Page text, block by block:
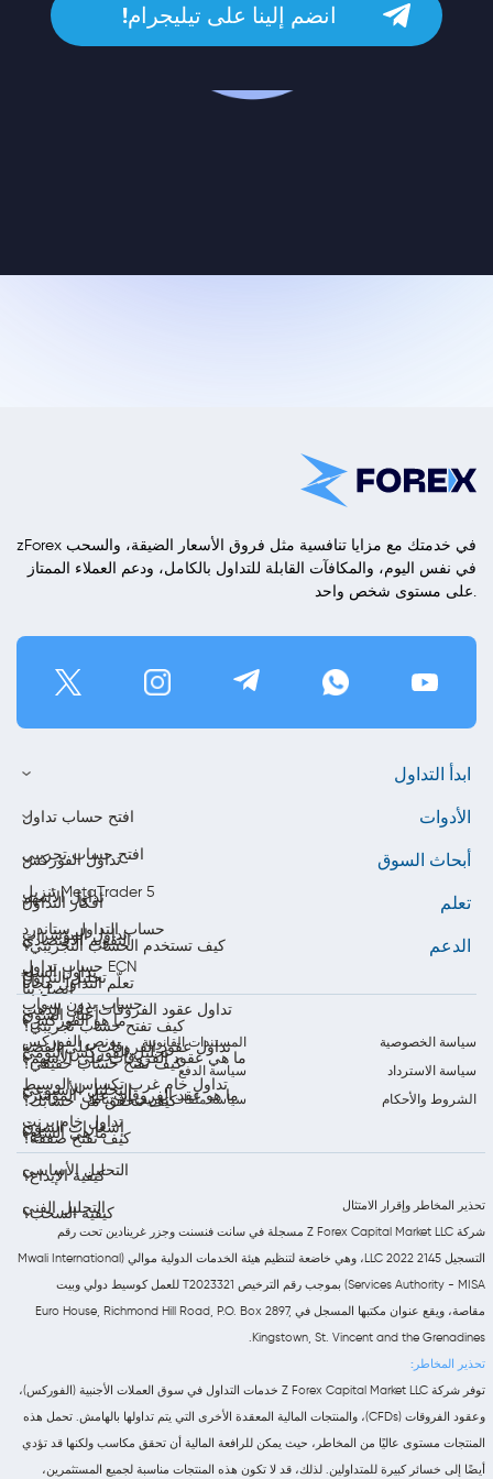
انضم إلينا على تيليجرام!
zForex في خدمتك مع مزايا تنافسية مثل فروق الأسعار الضيقة، والسحب
في نفس اليوم، والمكافآت القابلة للتداول بالكامل، ودعم العملاء الممتاز
على مستوى شخص واحد.
المستندات القانونية
سياسة الخصوصية
سياسة الدفع
سياسة الاسترداد
سياسة ملفات تعريف الارتباط
الشروط والأحكام
ابدأ التداول
افتح حساب تداول
افتح حساب تجريبي
تنزيل MetaTrader 5
حساب التداول ستاندرد
حساب تداول ECN
حساب بدون سواب
بونص الفوركس
الأدوات
تداول الفوركس
تداول الأسهم
تداول المؤشرات
تداول السلع
تداول عقود الفروقات على الذهب
تداول عقود الفروقات على الفضة
تداول خام غرب تكساس الوسيط
تداول خام برنت
أبحاث السوق
أفكار التداول
التقويم الاقتصادي
تحليل التداول
أخبار السوق
تحليل الفوركس اليومي
التحليل الأسبوعي
إشعارات السوق
تعلم
كيف تستخدم الحساب التجريبي؟
تعلّم التداول مجاناً
ما هو الفوركس؟
ما هي عقود الفروقات على الأسهم؟
ما هو عقد الفروقات على المؤشر؟
ما هي السلع؟
التحليل الأساسي
التحليل الفني
الدعم
اتصل بنا
كيف تفتح حساب تجريبي؟
كيف تفتح حساب حقيقي؟
كيف تتحقق من حسابك؟
كيف تفتح صفقة؟
كيفية الإيداع؟
كيفية السحب؟
تحذير المخاطر وإقرار الامتثال
شركة Z Forex Capital Market LLC مسجلة في سانت فنسنت وجزر غرينادين تحت رقم
التسجيل 2145 LLC 2022، وهي خاضعة لتنظيم هيئة الخدمات الدولية موالي (Mwali International
Services Authority - MISA) بموجب رقم الترخيص T2023321 للعمل كوسيط دولي وبيت
مقاصة، ويقع عنوان مكتبها المسجل في Euro House, Richmond Hill Road, P.O. Box 2897,
Kingstown, St. Vincent and the Grenadines.
تحذير المخاطر:
توفر شركة Z Forex Capital Market LLC خدمات التداول في سوق العملات الأجنبية (الفوركس)،
وعقود الفروقات (CFDs)، والمنتجات المالية المعقدة الأخرى التي يتم تداولها بالهامش. تحمل هذه
المنتجات مستوى عاليًا من المخاطر، حيث يمكن للرافعة المالية أن تحقق مكاسب ولكنها قد تؤدي
أيضًا إلى خسائر كبيرة للمتداولين. لذلك، قد لا تكون هذه المنتجات مناسبة لجميع المستثمرين،